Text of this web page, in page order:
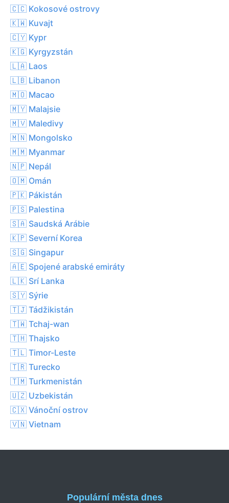
🇨🇨 Kokosové ostrovy
🇰🇼 Kuvajt
🇨🇾 Kypr
🇰🇬 Kyrgyzstán
🇱🇦 Laos
🇱🇧 Libanon
🇲🇴 Macao
🇲🇾 Malajsie
🇲🇻 Maledivy
🇲🇳 Mongolsko
🇲🇲 Myanmar
🇳🇵 Nepál
🇴🇲 Omán
🇵🇰 Pákistán
🇵🇸 Palestina
🇸🇦 Saudská Arábie
🇰🇵 Severní Korea
🇸🇬 Singapur
🇦🇪 Spojené arabské emiráty
🇱🇰 Srí Lanka
🇸🇾 Sýrie
🇹🇯 Tádžikistán
🇹🇼 Tchaj-wan
🇹🇭 Thajsko
🇹🇱 Timor-Leste
🇹🇷 Turecko
🇹🇲 Turkmenistán
🇺🇿 Uzbekistán
🇨🇽 Vánoční ostrov
🇻🇳 Vietnam
Populární města dnes